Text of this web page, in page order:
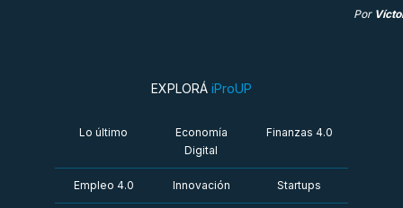
Por
EXPLORÁ iProUP
Lo último
Economía
Digital
Finanzas 4.0
Empleo 4.0 Innovación Startups